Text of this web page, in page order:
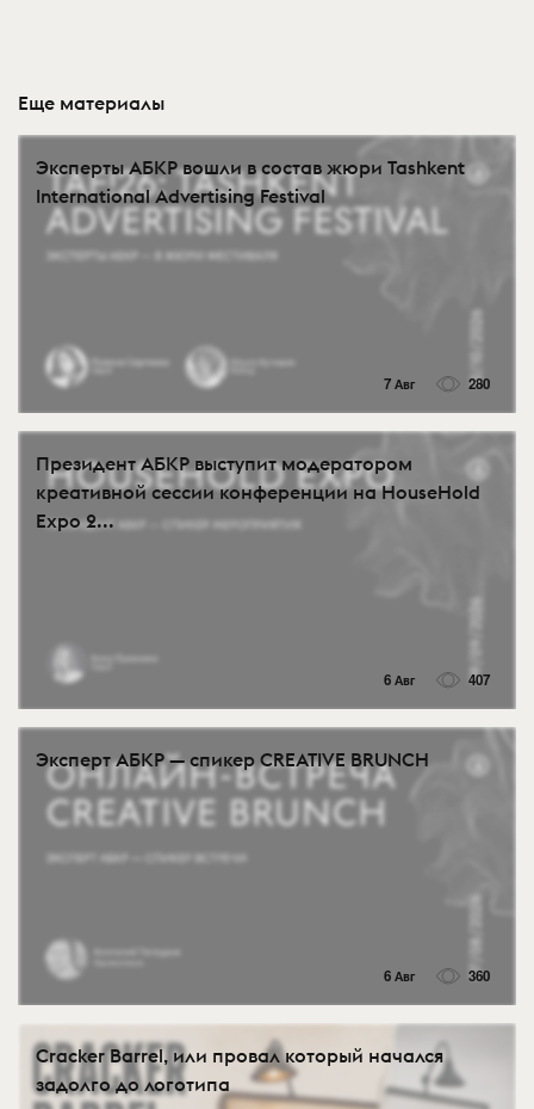
Еще материалы
Эксперты АБКР вошли в состав жюри Tashkent
International Advertising Festival
7 Авг 280
Президент АБКР выступит модератором
креативной сессии конференции на HouseHold
Expo 2...
6 Авг 407
Эксперт АБКР — спикер CREATIVE BRUNCH
6 Авг 360
Cracker Barrel, или провал который начался
задолго до логотипа